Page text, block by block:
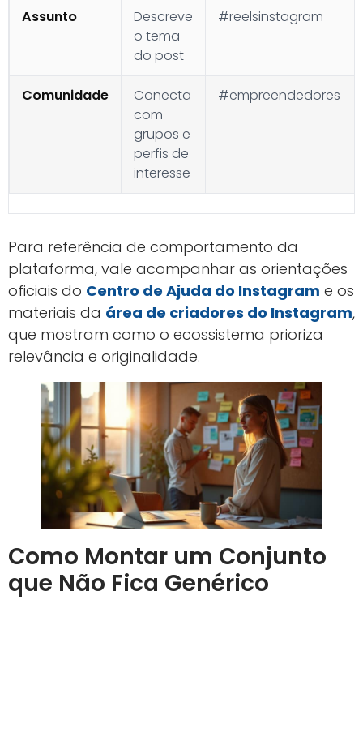
Assunto
Descreve
o tema
do post
#reelsinstagram
Comunidade
Conecta
com
grupos e
perfis de
interesse
#empreendedores
Para referência de comportamento da
plataforma, vale acompanhar as orientações
oficiais do Centro de Ajuda do Instagram e os
materiais da área de criadores do Instagram,
que mostram como o ecossistema prioriza
relevância e originalidade.
Como Montar um Conjunto
que Não Fica Genérico